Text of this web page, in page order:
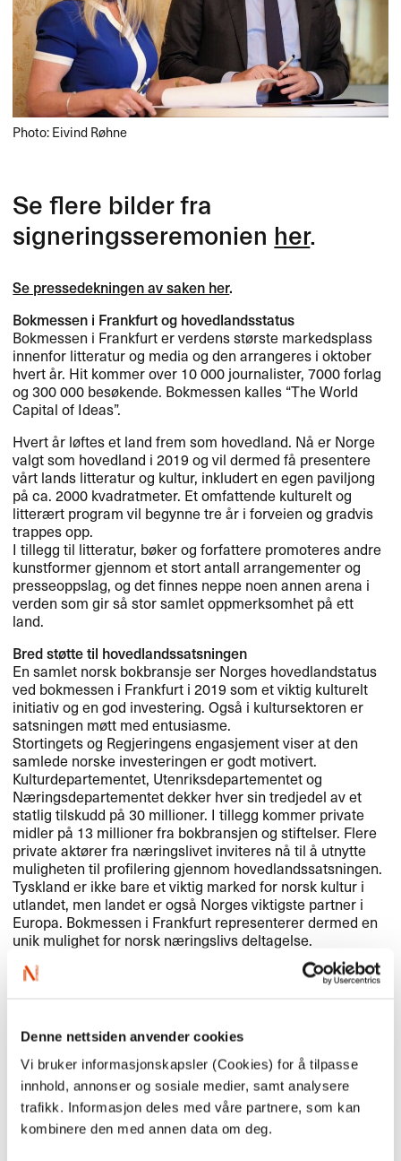
Denne nettsiden anvender cookies
Vi bruker informasjonskapsler (Cookies) for å tilpasse
innhold, annonser og sosiale medier, samt analysere
trafikk. Informasjon deles med våre partnere, som kan
kombinere den med annen data om deg.
Photo: Eivind Røhne
Se flere bilder fra
signeringsseremonien her.
Se pressedekningen av saken her.
Bokmessen i Frankfurt og hovedlandsstatus
Bokmessen i Frankfurt er verdens største markedsplass
innenfor litteratur og media og den arrangeres i oktober
hvert år. Hit kommer over 10 000 journalister, 7000 forlag
og 300 000 besøkende. Bokmessen kalles “The World
Capital of Ideas”.
Hvert år løftes et land frem som hovedland. Nå er Norge
valgt som hovedland i 2019 og vil dermed få presentere
vårt lands litteratur og kultur, inkludert en egen paviljong
på ca. 2000 kvadratmeter. Et omfattende kulturelt og
litterært program vil begynne tre år i forveien og gradvis
trappes opp.
I tillegg til litteratur, bøker og forfattere promoteres andre
kunstformer gjennom et stort antall arrangementer og
presseoppslag, og det finnes neppe noen annen arena i
verden som gir så stor samlet oppmerksomhet på ett
land.
Bred støtte til hovedlandssatsningen
En samlet norsk bokbransje ser Norges hovedlandstatus
ved bokmessen i Frankfurt i 2019 som et viktig kulturelt
initiativ og en god investering. Også i kultursektoren er
satsningen møtt med entusiasme.
Stortingets og Regjeringens engasjement viser at den
samlede norske investeringen er godt motivert.
Kulturdepartementet, Utenriksdepartementet og
Næringsdepartementet dekker hver sin tredjedel av et
statlig tilskudd på 30 millioner. I tillegg kommer private
midler på 13 millioner fra bokbransjen og stiftelser. Flere
private aktører fra næringslivet inviteres nå til å utnytte
muligheten til profilering gjennom hovedlandssatsningen.
Tyskland er ikke bare et viktig marked for norsk kultur i
utlandet, men landet er også Norges viktigste partner i
Europa. Bokmessen i Frankfurt representerer dermed en
unik mulighet for norsk næringslivs deltagelse.
Mål for den norske hovedlandssatsningen
Som hovedland i Frankfurt ønsker vi å vise bredden og
Hovedlandssatsningen har som mål å introdusere de nye
stemmene i norsk litteratur, i tillegg til etablerte forfattere.
Norge kan i dag skilte med en håndfull internasjonalt
kjente forfattere, men gullalderen i norsk samtidslitteratur
består av en hel generasjon. Disse forfatterne står nå
klare til å presentere seg for verden.